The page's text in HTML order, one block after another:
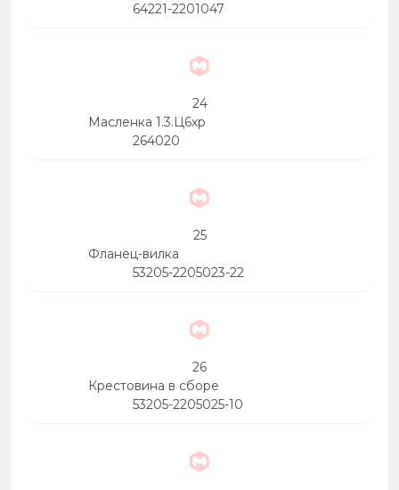
64221-2201047
24
Масленка 1.3.Ц6хр
264020
25
Фланец-вилка
53205-2205023-22
26
Крестовина в сборе
53205-2205025-10